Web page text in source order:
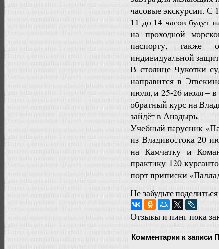
часовые экскурсии. С
11 до 14 часов будут
на проходной
паспорту, также
индивидуальной
В столице Чукотки
направится в
июля, и 25-26 июля – в
обратный курс на
зайдёт в Анадырь.
Учебный парусник
из Владивостока 20
на Камчатку и
практику 120
порт приписки
Не забудьте
Отзывы и пинг пока
Комментарии к записи